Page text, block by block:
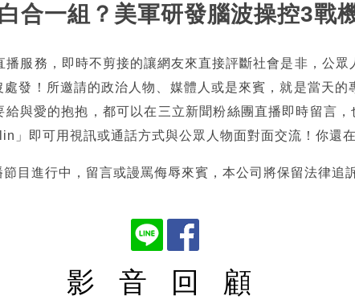
合一組？美軍研發腦波操控3戰
播服務，即時不剪接的讓網友來直接評斷社會是非，公
發！所邀請的政治人物、媒體人或是來賓，就是當天的
與愛的抱抱，都可以在三立新聞粉絲團直播即時留言
」即可用視訊或通話方式與公眾人物面對面交流！你還
目進行中，留言或謾罵侮辱來賓，本公司將保留法律追
影 音 回 顧